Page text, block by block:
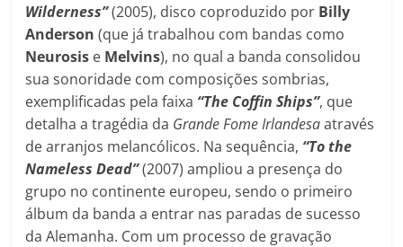
Wilderness”(2005), disco coproduzido por Billy
Anderson (que já trabalhou com bandas como
Neurosis e Melvins), no qual a banda consolidou
sua sonoridade com composições sombrias,
exemplificadas pela faixa “The Coffin Ships”, que
detalha a tragédia da Grande Fome Irlandesaatravés
de arranjos melancólicos. Na sequência, “To the
Nameless Dead”(2007) ampliou a presença do
grupo no continente europeu, sendo o primeiro
álbum da banda a entrar nas paradas de sucesso
da Alemanha. Com um processo de gravação